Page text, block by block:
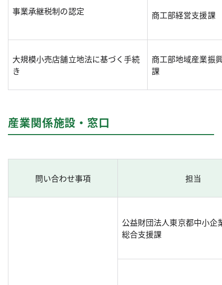
事業承継税制の認定 商工部経営支援課
大規模小売店舗立地法に基づく手続
き
商工部地域産業振
課
産業関係施設・窓口
問い合わせ事項 担当
公益財団法人東京都中小企
総合支援課